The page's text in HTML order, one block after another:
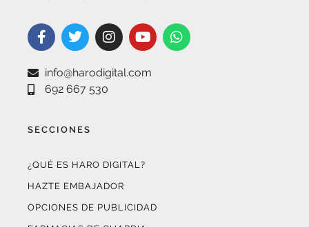
info@harodigital.com
692 667 530
SECCIONES
¿QUÉ ES HARO DIGITAL?
HAZTE EMBAJADOR
OPCIONES DE PUBLICIDAD